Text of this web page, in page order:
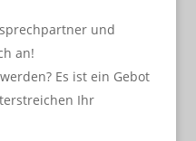
und
an!
Es ist ein Gebot
Ihr